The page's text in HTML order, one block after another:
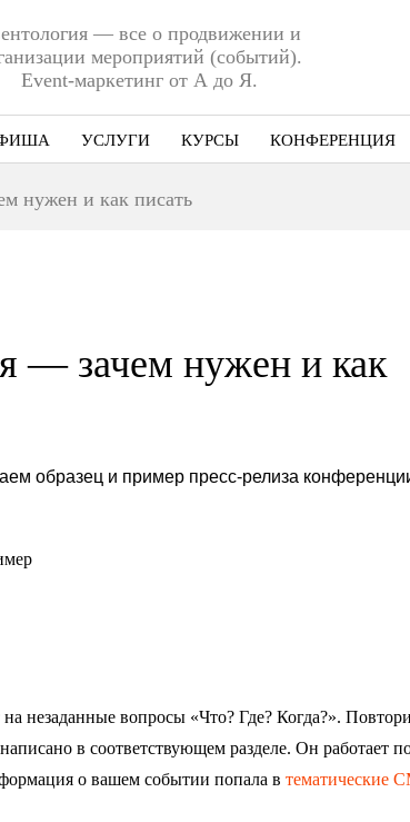
— все о продвижении и
мероприятий (событий).
Event-маркетинг от А до Я.
УСЛУГИ КУРСЫ КОНФЕРЕНЦИЯ
нужен и как писать
— зачем нужен и как
образец и пример пресс-релиза
незаданные вопросы «Что? Где? Когда?».
в соответствующем разделе. Он работает
о вашем событии попала в тематические